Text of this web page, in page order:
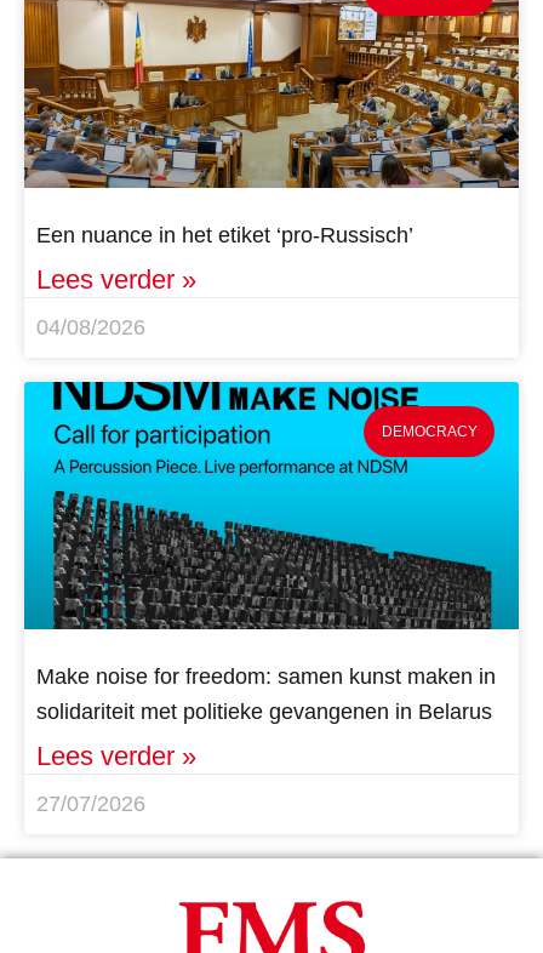
Een nuance in het etiket ‘pro-Russisch’
Lees verder »
04/08/2026
DEMOCRACY
Make noise for freedom: samen kunst maken in
solidariteit met politieke gevangenen in Belarus
Lees verder »
27/07/2026